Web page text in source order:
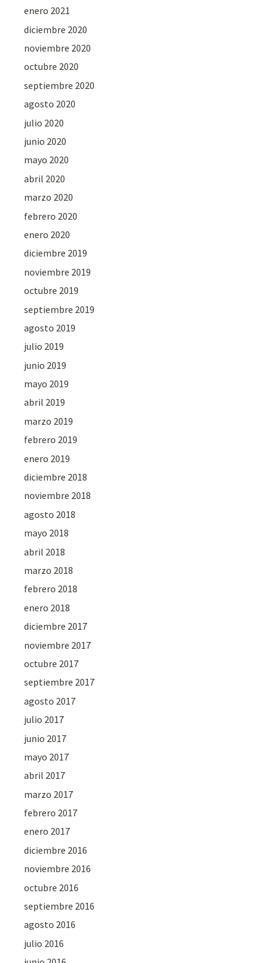
enero 2021
diciembre 2020
noviembre 2020
octubre 2020
septiembre 2020
agosto 2020
julio 2020
junio 2020
mayo 2020
abril 2020
marzo 2020
febrero 2020
enero 2020
diciembre 2019
noviembre 2019
octubre 2019
septiembre 2019
agosto 2019
julio 2019
junio 2019
mayo 2019
abril 2019
marzo 2019
febrero 2019
enero 2019
diciembre 2018
noviembre 2018
agosto 2018
mayo 2018
abril 2018
marzo 2018
febrero 2018
enero 2018
diciembre 2017
noviembre 2017
octubre 2017
septiembre 2017
agosto 2017
julio 2017
junio 2017
mayo 2017
abril 2017
marzo 2017
febrero 2017
enero 2017
diciembre 2016
noviembre 2016
octubre 2016
septiembre 2016
agosto 2016
julio 2016